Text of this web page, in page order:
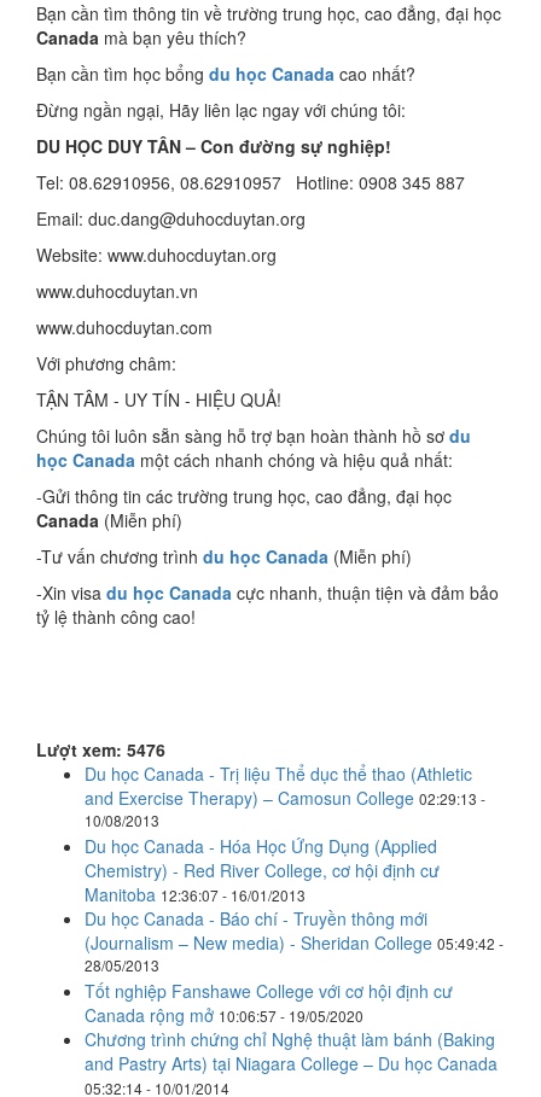
Bạn cần tìm thông tin về trường trung học, cao đẳng, đại học
Canada mà bạn yêu thích?
Bạn cần tìm học bổng du học Canada cao nhất?
Đừng ngần ngại, Hãy liên lạc ngay với chúng tôi:
DU HỌC DUY TÂN – Con đường sự nghiệp!
Tel: 08.62910956, 08.62910957 Hotline: 0908 345 887
Email: duc.dang@duhocduytan.org
Website: www.duhocduytan.org
www.duhocduytan.vn
www.duhocduytan.com
Với phương châm:
TẬN TÂM - UY TÍN - HIỆU QUẢ!
Chúng tôi luôn sẵn sàng hỗ trợ bạn hoàn thành hồ sơ du
học Canada một cách nhanh chóng và hiệu quả nhất:
-Gửi thông tin các trường trung học, cao đẳng, đại học
Canada (Miễn phí)
-Tư vấn chương trình du học Canada (Miễn phí)
-Xin visa du học Canada cực nhanh, thuận tiện và đảm bảo
tỷ lệ thành công cao!
Lượt xem: 5476
Du học Canada - Trị liệu Thể dục thể thao (Athletic
and Exercise Therapy) – Camosun College 02:29:13 -
10/08/2013
Du học Canada - Hóa Học Ứng Dụng (Applied
Chemistry) - Red River College, cơ hội định cư
Manitoba 12:36:07 - 16/01/2013
Du học Canada - Báo chí - Truyền thông mới
(Journalism – New media) - Sheridan College 05:49:42 -
28/05/2013
Tốt nghiệp Fanshawe College với cơ hội định cư
Canada rộng mở 10:06:57 - 19/05/2020
Chương trình chứng chỉ Nghệ thuật làm bánh (Baking
and Pastry Arts) tại Niagara College – Du học Canada
05:32:14 - 10/01/2014